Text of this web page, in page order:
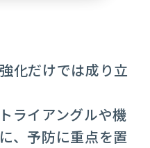
化だけでは成り立
ライアングルや機
、予防に重点を置